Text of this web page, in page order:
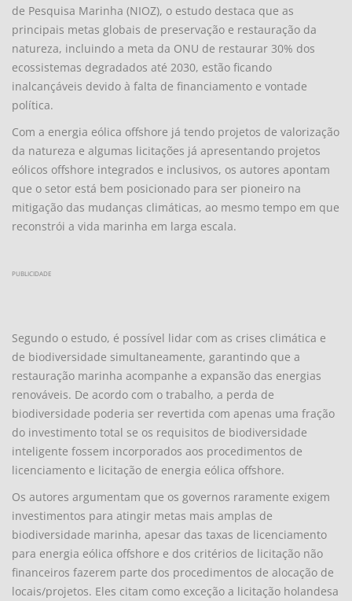
de Pesquisa Marinha (NIOZ), o estudo destaca que as
principais metas globais de preservação e restauração da
natureza, incluindo a meta da ONU de restaurar 30% dos
ecossistemas degradados até 2030, estão ficando
inalcançáveis ​​devido à falta de financiamento e vontade
política.
Com a energia eólica offshore já tendo projetos de valorização
da natureza e algumas licitações já apresentando projetos
eólicos offshore integrados e inclusivos, os autores apontam
que o setor está bem posicionado para ser pioneiro na
mitigação das mudanças climáticas, ao mesmo tempo em que
reconstrói a vida marinha em larga escala.
PUBLICIDADE
Segundo o estudo, é possível lidar com as crises climática e
de biodiversidade simultaneamente, garantindo que a
restauração marinha acompanhe a expansão das energias
renováveis. De acordo com o trabalho, a perda de
biodiversidade poderia ser revertida com apenas uma fração
do investimento total se os requisitos de biodiversidade
inteligente fossem incorporados aos procedimentos de
licenciamento e licitação de energia eólica offshore.
Os autores argumentam que os governos raramente exigem
investimentos para atingir metas mais amplas de
biodiversidade marinha, apesar das taxas de licenciamento
para energia eólica offshore e dos critérios de licitação não
financeiros fazerem parte dos procedimentos de alocação de
locais/projetos. Eles citam como exceção a licitação holandesa